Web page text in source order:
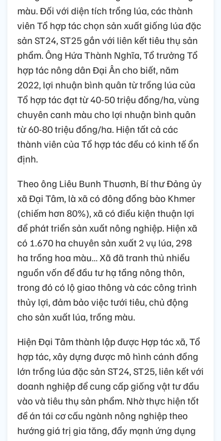
màu. Đối với diện tích trồng lúa, các thành
viên Tổ hợp tác chọn sản xuất giống lúa đặc
sản ST24, ST25 gắn với liên kết tiêu thụ sản
phẩm. Ông Hứa Thành Nghĩa, Tổ trưởng Tổ
hợp tác nông dân Đại Ân cho biết, năm
2022, lợi nhuận bình quân từ trồng lúa của
Tổ hợp tác đạt từ 40-50 triệu đồng/ha, vùng
chuyên canh màu cho lợi nhuận bình quân
từ 60-80 triệu đồng/ha. Hiện tất cả các
thành viên của Tổ hợp tác đều có kinh tế ổn
định.
Theo ông Liêu Bunh Thuơnh, Bí thư Đảng ủy
xã Đại Tâm, là xã có đông đồng bào Khmer
(chiếm hơn 80%), xã có điều kiện thuận lợi
để phát triển sản xuất nông nghiệp. Hiện xã
có 1.670 ha chuyên sản xuất 2 vụ lúa, 298
ha trồng hoa màu… Xã đã tranh thủ nhiều
nguồn vốn để đầu tư hạ tầng nông thôn,
trong đó có lộ giao thông và các công trình
thủy lợi, đảm bảo việc tưới tiêu, chủ động
cho sản xuất lúa, trồng màu.
Hiện Đại Tâm thành lập được Hợp tác xã, Tổ
hợp tác, xây dựng được mô hình cánh đồng
lớn trồng lúa đặc sản ST24, ST25, liên kết với
doanh nghiệp để cung cấp giống vật tư đầu
vào và tiêu thụ sản phẩm. Nhờ thực hiện tốt
đề án tái cơ cấu ngành nông nghiệp theo
hướng giá trị gia tăng, đẩy mạnh ứng dụng